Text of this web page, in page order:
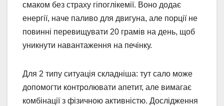
смаком без страху гіпоглікемії. Воно додає
енергії, наче паливо для двигуна, але порції не
повинні перевищувати 20 грамів на день, щоб
уникнути навантаження на печінку.
Для 2 типу ситуація складніша: тут сало може
допомогти контролювати апетит, але вимагає
комбінації з фізичною активністю. Дослідження